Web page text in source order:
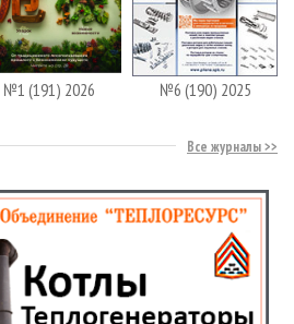
№1 (191) 2026 №6 (190) 2025
Все журналы